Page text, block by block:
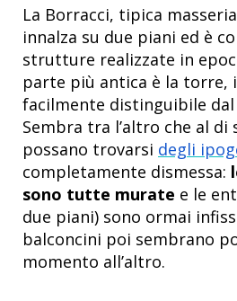
La Borracci, tipica
innalza su due piani ed è
strutture realizzate in
parte più antica è la torre,
facilmente distinguibile
Sembra tra l’altro che al di
possano trovarsi degli
completamente dismessa:
sono tutte murate e le
due piani) sono ormai
balconcini poi sembrano
momento all’altro.